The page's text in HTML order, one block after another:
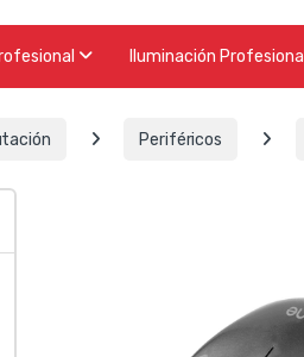
Iluminación Profesional
Periféricos